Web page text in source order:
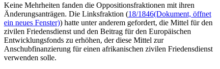
Keine Mehrheiten fanden die Oppositionsfraktionen mit ihren
Änderungsanträgen. Die Linksfraktion (18/1846(Dokument, öffnet
ein neues Fenster)) hatte unter anderem gefordert, die Mittel für den
zivilen Friedensdienst und den Beitrag für den Europäischen
Entwicklungsfonds zu erhöhen, der diese Mittel zur
Anschubfinanzierung für einen afrikanischen zivilen Friedensdienst
verwenden solle.